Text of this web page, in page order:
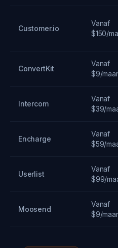
Customer.io
Vanaf
$150/
ConvertKit
Vanaf
$9/
Intercom
Vanaf
$39/
Encharge
Vanaf
$59/
Userlist
Vanaf
$99/
Moosend
Vanaf
$9/